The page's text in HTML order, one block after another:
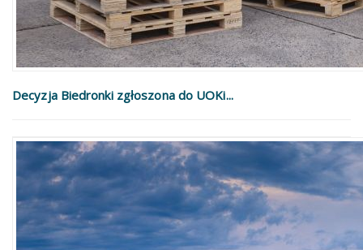
Decyzja Biedronki zgłoszona do UOKi...